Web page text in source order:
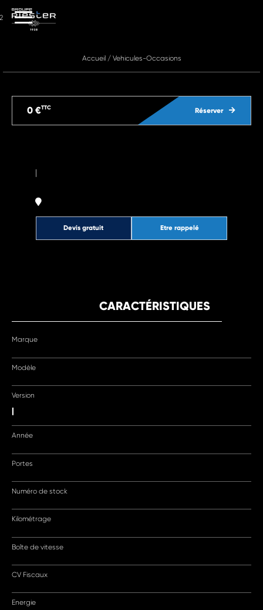
Accueil/ Vehicules-Occasions
Réserver
0 €TTC
|
Etre rappelé
Devis gratuit
CARACTÉRISTIQUES
Marque
Modèle
Version
|
Année
Portes
Numéro de stock
Kilométrage
Boîte de vitesse
CV Fiscaux
Energie